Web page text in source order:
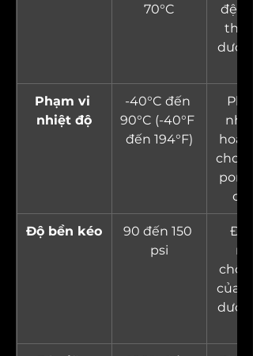
70°C
đệm
thời
dưới
Phạm vi
nhiệt độ
-40°C đến
90°C (-40°F
đến 194°F)
hoạt
cho
Độ bền kéo
90 đến 150
psi
Đo
của
dưới